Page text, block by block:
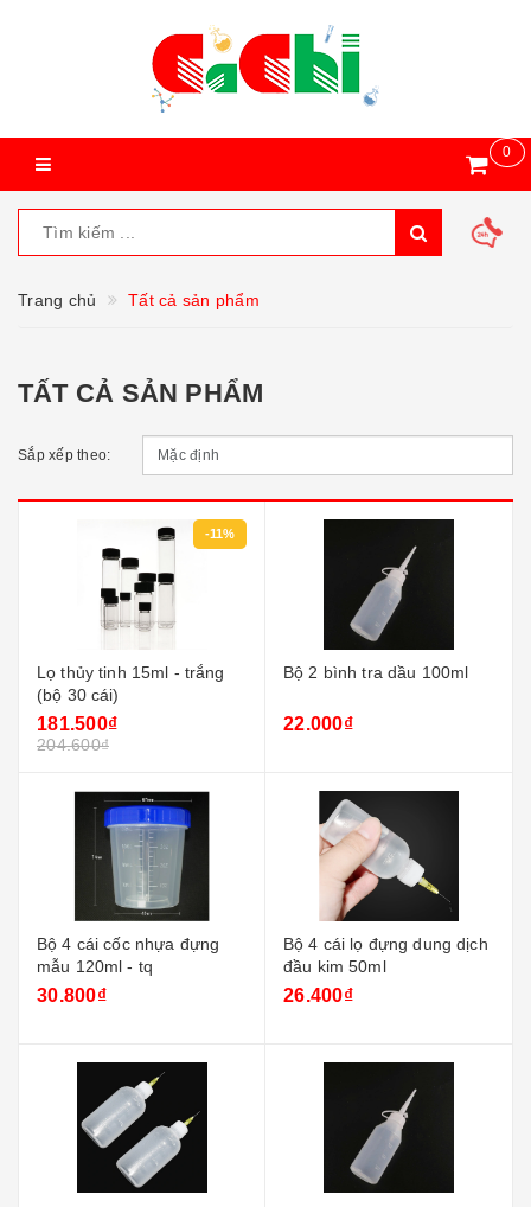
0
Trang chủ Tất cả sản phẩm
TẤT CẢ SẢN PHẨM
Sắp xếp theo:
-11%
Lọ thủy tinh 15ml - trắng
(bộ 30 cái)
181.500₫
204.600₫
Bộ 2 bình tra dầu 100ml
22.000₫
Bộ 4 cái cốc nhựa đựng
mẫu 120ml - tq
30.800₫
Bộ 4 cái lọ đựng dung dịch
đầu kim 50ml
26.400₫